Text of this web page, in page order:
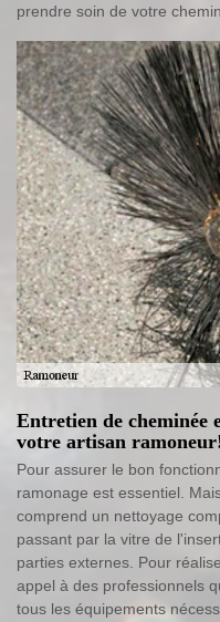
prendre soin de votre
Entretien de cheminée
votre artisan
Pour assurer le bon
ramonage est essentiel.
comprend un nettoyage
passant par la vitre de
parties externes. Pour
appel à des professionnels
tous les équipements